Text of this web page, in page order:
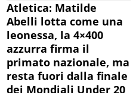
Atletica: Matilde
Abelli lotta come una
leonessa, la 4×400
azzurra firma il
primato nazionale, ma
resta fuori dalla finale
dei Mondiali Under 20